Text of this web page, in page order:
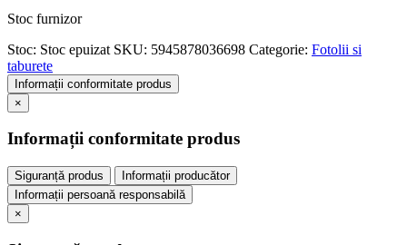
Stoc furnizor
Stoc: Stoc epuizat SKU: 5945878036698 Categorie: Fotolii si
taburete
Informații conformitate produs
×
Informații conformitate produs
Siguranță produs
Informații producător
Informații persoană responsabilă
×